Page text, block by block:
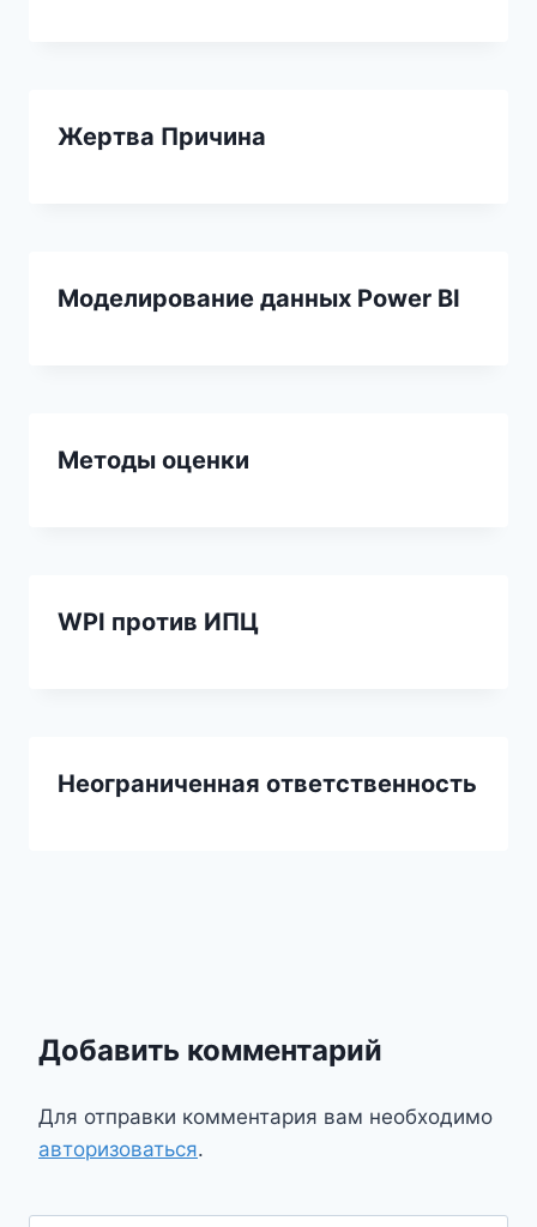
Жертва Причина
Моделирование данных Power BI
Методы оценки
WPI против ИПЦ
Неограниченная ответственность
Добавить комментарий
Для отправки комментария вам необходимо
авторизоваться.